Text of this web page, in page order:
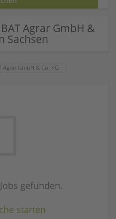
Agrar GmbH &
Sachsen
Agrar GmbH & Co. KG
gefunden.
starten